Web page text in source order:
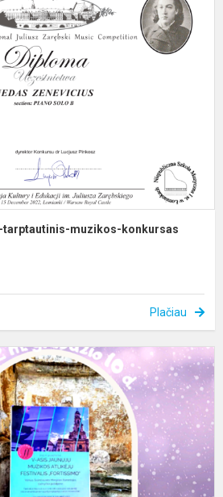
muzikos-konkursas
Plačiau